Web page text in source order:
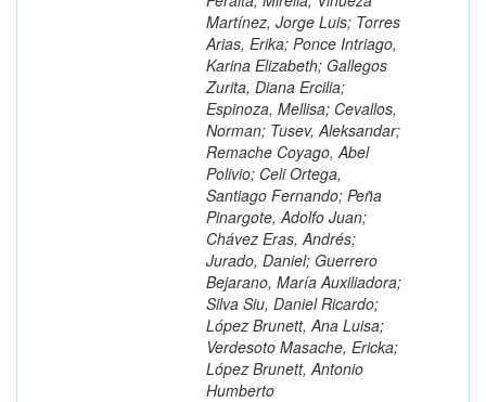
Martínez, Jorge Luis; Torres
Arias, Erika; Ponce Intriago,
Karina Elizabeth; Gallegos
Zurita, Diana Ercilia;
Espinoza, Mellisa; Cevallos,
Norman; Tusev, Aleksandar;
Remache Coyago, Abel
Polivio; Celi Ortega,
Santiago Fernando; Peña
Pinargote, Adolfo Juan;
Chávez Eras, Andrés;
Jurado, Daniel; Guerrero
Bejarano, María Auxiliadora;
Silva Siu, Daniel Ricardo;
López Brunett, Ana Luisa;
Verdesoto Masache, Ericka;
López Brunett, Antonio
Humberto